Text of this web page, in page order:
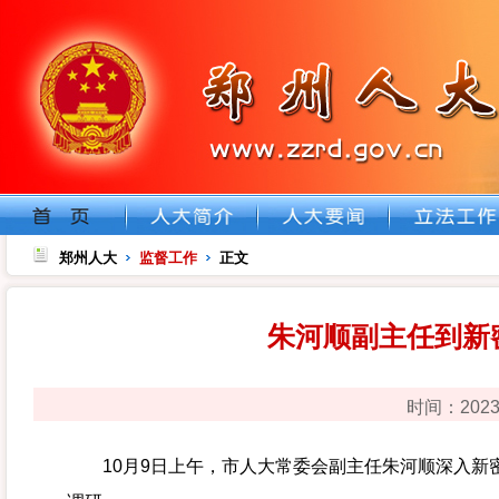
郑州人大 监督工作 正文
朱河顺副主任到
时间：
10月9日上午，市人大常委会副主任朱河顺深入新